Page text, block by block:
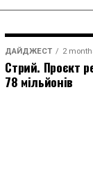
ДАЙДЖЕСТ 2
Стрий. Проєкт
78 мільйонів